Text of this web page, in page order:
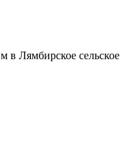
в Лямбирское сельское